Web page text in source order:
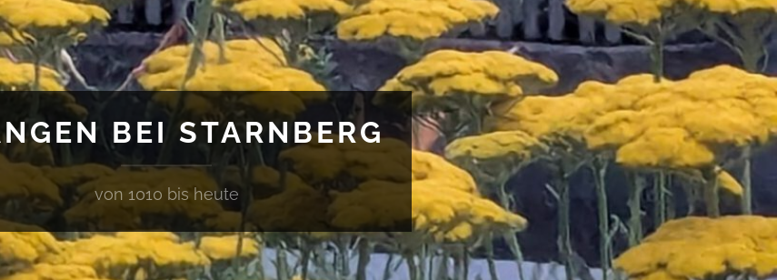
BEI STARNBERG
von 1010 bis heute